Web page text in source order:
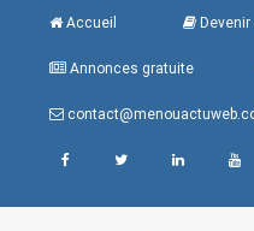
Accueil
Annonces gratuite